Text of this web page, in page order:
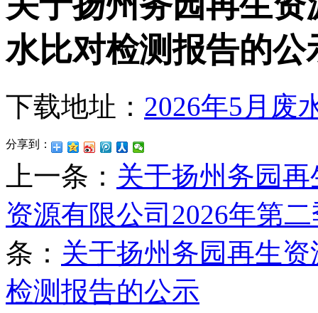
水比对检测报告的公
下载地址： 2026年5月废
分享到：
上一条： 关于扬州务园再
资源有限公司2026年第
条： 关于扬州务园再生
检测报告的公示